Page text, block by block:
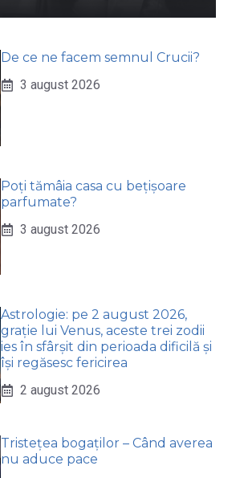
De ce ne facem semnul Crucii?
3 august 2026
Poți tămâia casa cu bețișoare
parfumate?
3 august 2026
Astrologie: pe 2 august 2026,
grație lui Venus, aceste trei zodii
ies în sfârșit din perioada dificilă și
își regăsesc fericirea
2 august 2026
Tristețea bogaților – Când averea
nu aduce pace